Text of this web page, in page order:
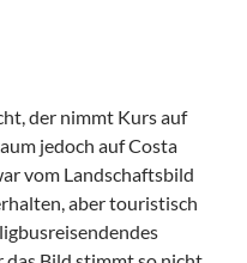
der nimmt Kurs auf
jedoch auf Costa
vom Landschaftsbild
aber touristisch